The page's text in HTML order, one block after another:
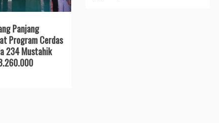
Panjang
Program Cerdas
234 Mustahik